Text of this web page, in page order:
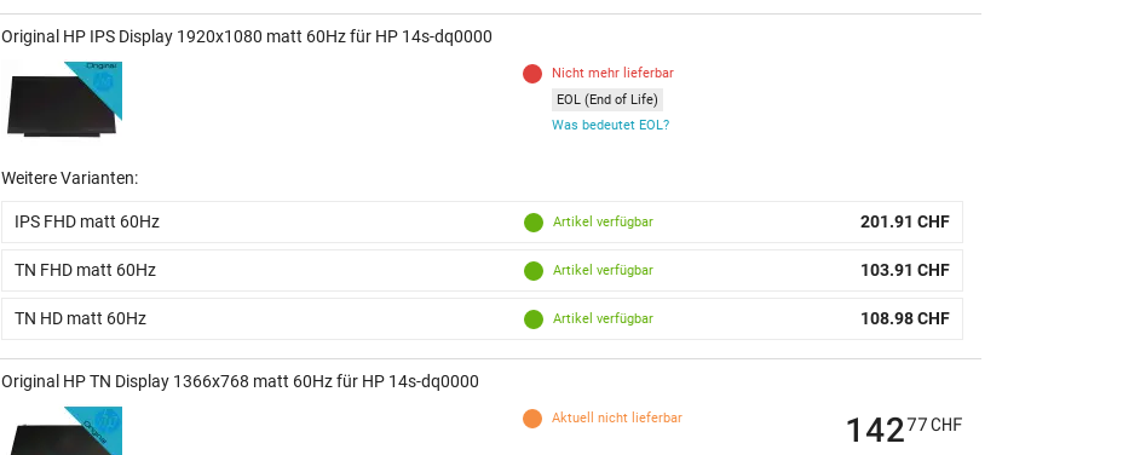
Original HP IPS Display 1920x1080 matt 60Hz für HP 14s-dq0000
Nicht mehr lieferbar
EOL (End of Life)
Was bedeutet EOL?
Weitere Varianten:
IPS FHD matt 60Hz Artikel verfügbar 201.91 CHF
TN FHD matt 60Hz Artikel verfügbar 103.91 CHF
TN HD matt 60Hz Artikel verfügbar 108.98 CHF
Original HP TN Display 1366x768 matt 60Hz für HP 14s-dq0000
Aktuell nicht lieferbar 14277CHF